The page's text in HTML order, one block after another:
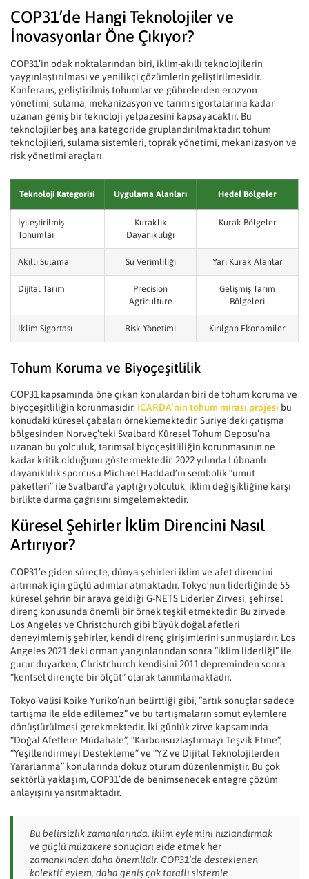
COP31’de Hangi Teknolojiler ve
İnovasyonlar Öne Çıkıyor?
COP31’in odak noktalarından biri, iklim-akıllı teknolojilerin
yaygınlaştırılması ve yenilikçi çözümlerin geliştirilmesidir.
Konferans, geliştirilmiş tohumlar ve gübrelerden erozyon
yönetimi, sulama, mekanizasyon ve tarım sigortalarına kadar
uzanan geniş bir teknoloji yelpazesini kapsayacaktır. Bu
teknolojiler beş ana kategoride gruplandırılmaktadır: tohum
teknolojileri, sulama sistemleri, toprak yönetimi, mekanizasyon ve
risk yönetimi araçları.
Teknoloji Kategorisi Uygulama Alanları Hedef Bölgeler
İyileştirilmiş
Tohumlar
Kuraklık
Dayanıklılığı
Kurak Bölgeler
Akıllı Sulama Su Verimliliği Yarı Kurak Alanlar
Dijital Tarım
Precision
Agriculture
Gelişmiş Tarım
Bölgeleri
İklim Sigortası Risk Yönetimi Kırılgan Ekonomiler
Tohum Koruma ve Biyoçeşitlilik
COP31 kapsamında öne çıkan konulardan biri de tohum koruma ve
biyoçeşitliliğin korunmasıdır. ICARDA’nın tohum mirası projesi bu
konudaki küresel çabaları örneklemektedir. Suriye’deki çatışma
bölgesinden Norveç’teki Svalbard Küresel Tohum Deposu’na
uzanan bu yolculuk, tarımsal biyoçeşitliliğin korunmasının ne
kadar kritik olduğunu göstermektedir. 2022 yılında Lübnanlı
dayanıklılık sporcusu Michael Haddad’ın sembolik “umut
paketleri” ile Svalbard’a yaptığı yolculuk, iklim değişikliğine karşı
birlikte durma çağrısını simgelemektedir.
Küresel Şehirler İklim Direncini Nasıl
Artırıyor?
COP31’e giden süreçte, dünya şehirleri iklim ve afet direncini
artırmak için güçlü adımlar atmaktadır. Tokyo’nun liderliğinde 55
küresel şehrin bir araya geldiği G-NETS Liderler Zirvesi, şehirsel
direnç konusunda önemli bir örnek teşkil etmektedir. Bu zirvede
Los Angeles ve Christchurch gibi büyük doğal afetleri
deneyimlemiş şehirler, kendi direnç girişimlerini sunmuşlardır. Los
Angeles 2021’deki orman yangınlarından sonra “iklim liderliği” ile
gurur duyarken, Christchurch kendisini 2011 depreminden sonra
“kentsel dirençte bir ölçüt” olarak tanımlamaktadır.
Tokyo Valisi Koike Yuriko’nun belirttiği gibi, “artık sonuçlar sadece
tartışma ile elde edilemez” ve bu tartışmaların somut eylemlere
dönüştürülmesi gerekmektedir. İki günlük zirve kapsamında
“Doğal Afetlere Müdahale”, “Karbonsuzlaştırmayı Teşvik Etme”,
“Yeşillendirmeyi Destekleme” ve “YZ ve Dijital Teknolojilerden
Yararlanma” konularında dokuz oturum düzenlenmiştir. Bu çok
sektörlü yaklaşım, COP31’de de benimsenecek entegre çözüm
anlayışını yansıtmaktadır.
Bu belirsizlik zamanlarında, iklim eylemini hızlandırmak
ve güçlü müzakere sonuçları elde etmek her
zamankinden daha önemlidir. COP31’de desteklenen
kolektif eylem, daha geniş çok taraflı sistemle